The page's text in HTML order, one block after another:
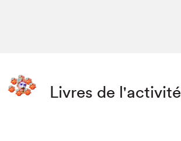
Livres de l'activité